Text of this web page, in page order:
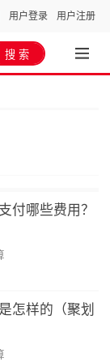
用户登录 用户注册
付哪些费用？
怎样的（聚划